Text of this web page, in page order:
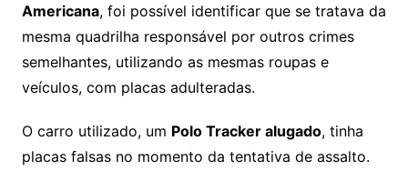
Americana, foi possível identificar que se tratava da
mesma quadrilha responsável por outros crimes
semelhantes, utilizando as mesmas roupas e
veículos, com placas adulteradas.
O carro utilizado, um Polo Tracker alugado, tinha
placas falsas no momento da tentativa de assalto.